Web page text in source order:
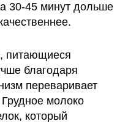
30-45 минут дольше
питающиеся
благодаря
переваривает
молоко
который